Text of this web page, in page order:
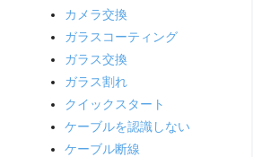
カメラ交換
ガラスコーティング
ガラス交換
ガラス割れ
クイックスタート
ケーブルを認識しない
ケーブル断線